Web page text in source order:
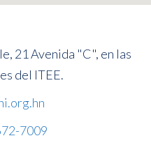
21 Avenida "C", en las
del ITEE.
7009